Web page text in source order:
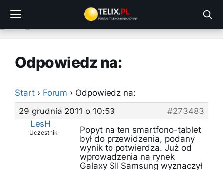
treści
Odpowiedz na:
Start › Forum › Odpowiedz na:
29 grudnia 2011 o 10:53
#273483
LesH
Uczestnik
Popyt na ten smartfono-tablet
był do przewidzenia, podany
wynik to potwierdza. Już od
wprowadzenia na rynek
Galaxy SII Samsung wyznaczył